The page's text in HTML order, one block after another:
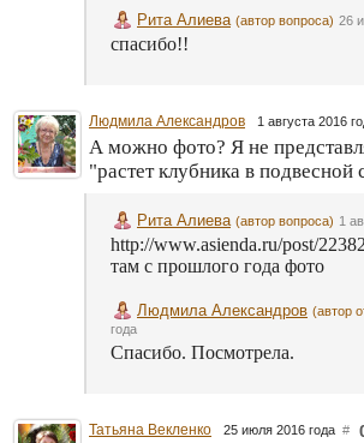
Рита Алиева (автор вопроса) 26
спасибо!!
Людмила Александров 1 августа 2016
А можно фото? Я не
"растет клубника в подвесной
Рита Алиева (автор вопроса) 1
http://www.asienda.ru/post/
там с прошлого года фото
Людмила Александров (автор
года
Спасибо. Посмотрела.
Татьяна Векленко 25 июля 2016 года #